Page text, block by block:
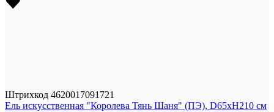
Штрихкод 4620017091721
Ель искусственная "Королева Тянь Шаня" (ПЭ), D65xH210 см